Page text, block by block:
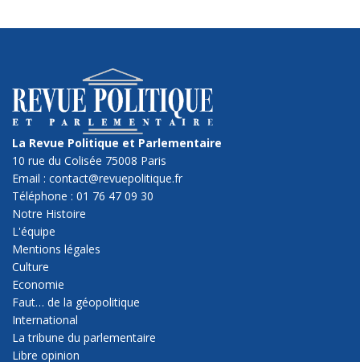
La Revue Politique et Parlementaire
10 rue du Colisée 75008 Paris
Email : contact@revuepolitique.fr
Téléphone : 01 76 47 09 30
Notre Histoire
L'équipe
Mentions légales
Culture
Economie
Faut… de la géopolitique
International
La tribune du parlementaire
Libre opinion